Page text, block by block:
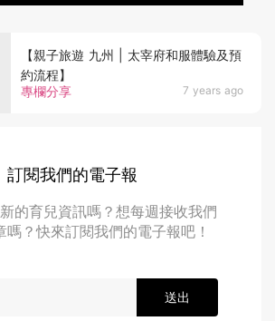
專欄分享 7 years ago
【親子旅遊 九州 | 太宰府和服體驗及預
約流程】
訂閱我們的電子報
的育兒資訊嗎？想每週接收我們
嗎？快來訂閱我們的電子報吧！
送出